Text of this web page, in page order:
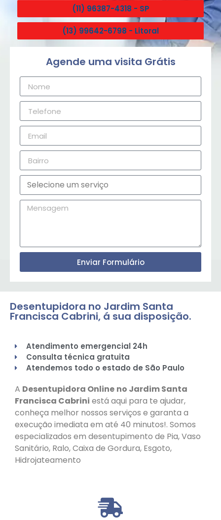
(11) 96387-4318 - SP
(13) 99642-6798 - Litoral
Agende uma visita Grátis
Enviar Formulário
Desentupidora no Jardim Santa
Francisca Cabrini, á sua disposição.
Atendimento emergencial 24h
Consulta técnica gratuita
Atendemos todo o estado de São Paulo
A Desentupidora Online no Jardim Santa
Francisca Cabrini está aqui para te ajudar,
conheça melhor nossos serviços e garanta a
execução imediata em até 40 minutos!. Somos
especializados em desentupimento de Pia, Vaso
Sanitário, Ralo, Caixa de Gordura, Esgoto,
Hidrojateamento